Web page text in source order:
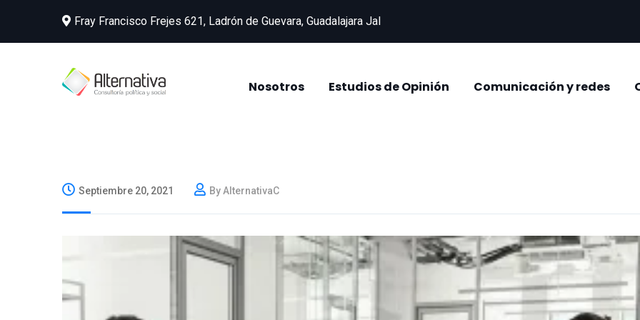
Fray Francisco Frejes 621, Ladrón de Guevara, Guadalajara Jal
Nosotros Estudios de Opinión Comunicación y redes
Septiembre 20, 2021 By AlternativaC